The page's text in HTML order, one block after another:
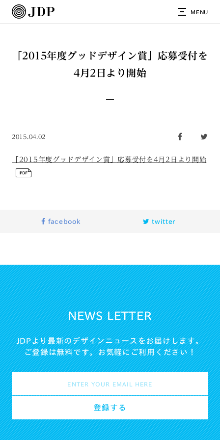
MENU
「2015年度グッドデザイン賞」応募受付を
4月2日より開始
2015.04.02
「2015年度グッドデザイン賞」応募受付を4月2日より開始
facebook twitter
NEWS LETTER
JDPより最新のデザインニュースをお届けします。
ご登録は無料です。お気軽にご利用ください！